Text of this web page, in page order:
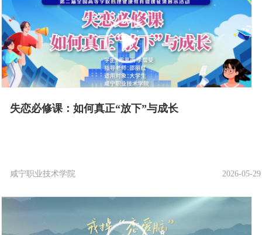
失恋必修课：如何真正“放下”与成长
咸宁职业技术学院 2026-05-29